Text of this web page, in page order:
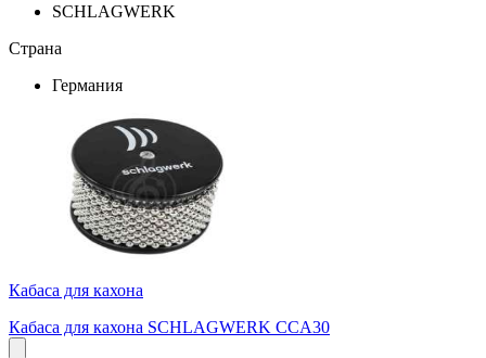
SCHLAGWERK
Страна
Германия
Кабаса для кахона
Кабаса для кахона SCHLAGWERK CCA30